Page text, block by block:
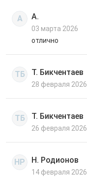
А А.
03 марта 2026
отлично
ТБ Т. Бикчентаев
28 февраля 2026
ТБ Т. Бикчентаев
26 февраля 2026
НР Н. Родионов
14 февраля 2026